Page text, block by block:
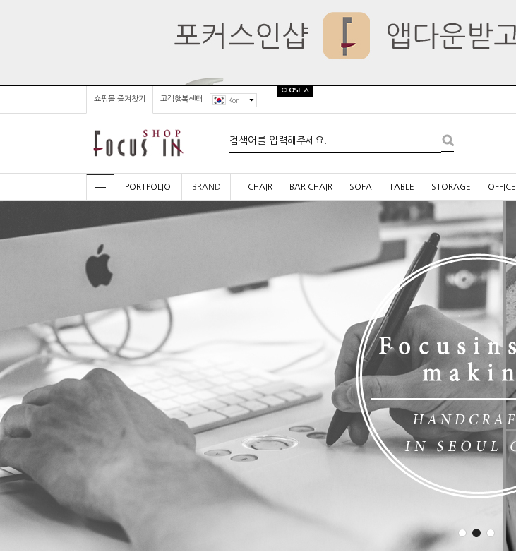
쇼핑몰 즐겨찾기 고객행복센터 Kor
PORTPOLIO BRAND CHAIR BAR CHAIR SOFA TABLE STORAGE OFFICE